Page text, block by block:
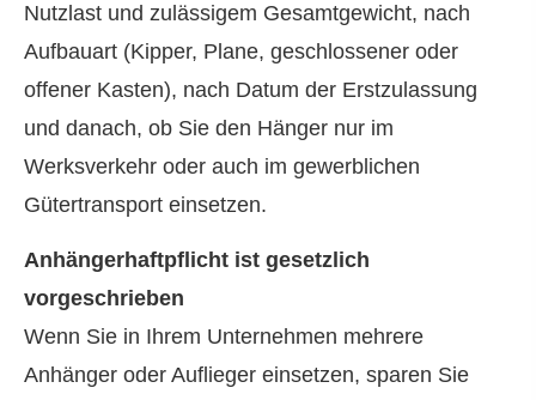
Nutzlast und zulässigem Gesamtgewicht, nach
Aufbauart (Kipper, Plane, geschlossener oder
offener Kasten), nach Datum der Erstzulassung
und danach, ob Sie den Hänger nur im
Werksverkehr oder auch im gewerblichen
Gütertransport einsetzen.
Anhängerhaftpflicht ist gesetzlich
vorgeschrieben
Wenn Sie in Ihrem Unternehmen mehrere
Anhänger oder Auflieger einsetzen, sparen Sie